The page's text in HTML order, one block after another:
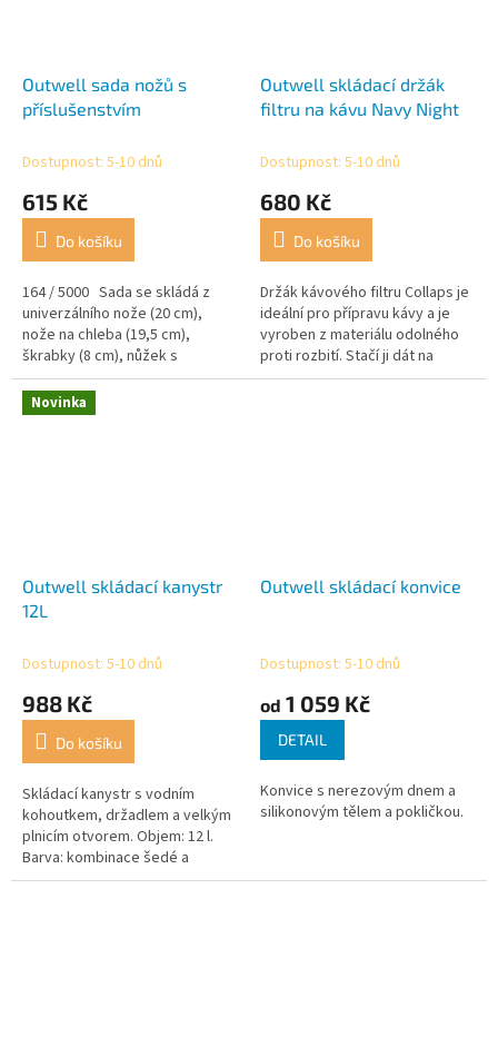
Outwell sada nožů s
příslušenstvím
Dostupnost: 5-10 dnů
615 Kč
Do košíku
164 / 5000 Sada se skládá z
univerzálního nože (20 cm),
nože na chleba (19,5 cm),
škrabky (8 cm), nůžek s
louskáčkem (7 cm). Nože mají
protiskluzové...
Outwell skládací držák
filtru na kávu Navy Night
Dostupnost: 5-10 dnů
680 Kč
Do košíku
Držák kávového filtru Collaps je
ideální pro přípravu kávy a je
vyroben z materiálu odolného
proti rozbití. Stačí ji dát na
láhev, umístit filtr, přidat kávu a
Novinka
Outwell skládací kanystr
12L
Dostupnost: 5-10 dnů
988 Kč
Do košíku
Skládací kanystr s vodním
kohoutkem, držadlem a velkým
plnicím otvorem. Objem: 12 l.
Barva: kombinace šedé a
modré.
Outwell skládací konvice
Dostupnost: 5-10 dnů
od 1 059 Kč
DETAIL
Konvice s nerezovým dnem a
silikonovým tělem a pokličkou.